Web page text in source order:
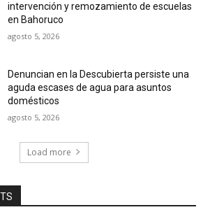
intervención y remozamiento de escuelas
en Bahoruco
agosto 5, 2026
Denuncian en la Descubierta persiste una
aguda escases de agua para asuntos
domésticos
agosto 5, 2026
Load more